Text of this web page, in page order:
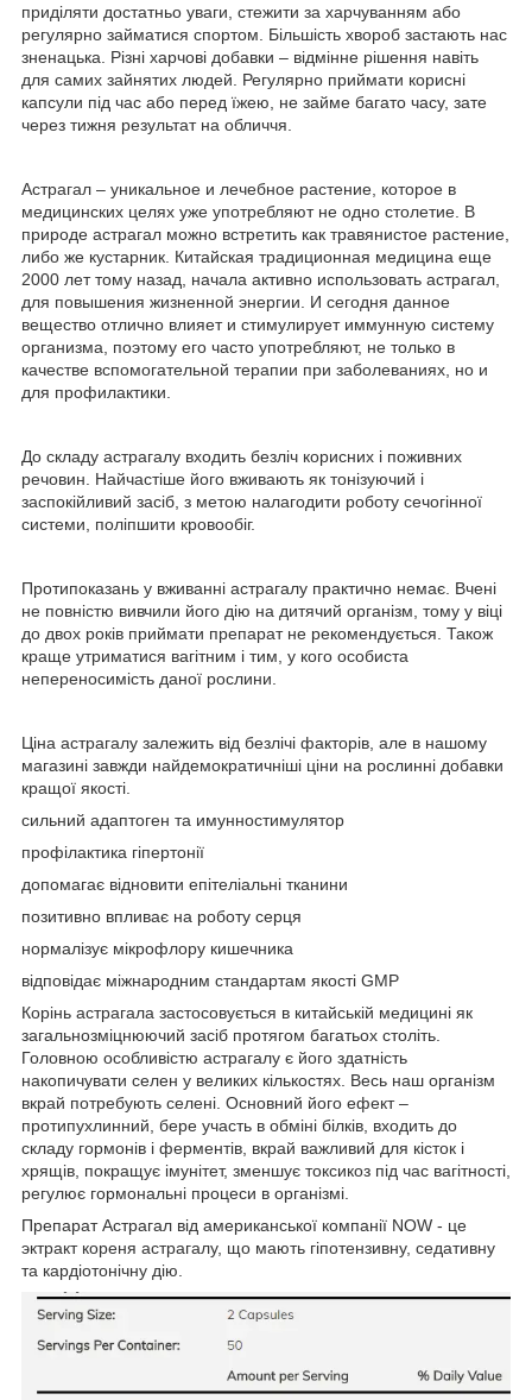
приділяти достатньо уваги, стежити за харчуванням або
регулярно займатися спортом. Більшість хвороб застають нас
зненацька. Різні харчові добавки – відмінне рішення навіть
для самих зайнятих людей. Регулярно приймати корисні
капсули під час або перед їжею, не займе багато часу, зате
через тижня результат на обличчя.
Астрагал – уникальное и лечебное растение, которое в
медицинских целях уже употребляют не одно столетие. В
природе астрагал можно встретить как травянистое растение,
либо же кустарник. Китайская традиционная медицина еще
2000 лет тому назад, начала активно использовать астрагал,
для повышения жизненной энергии. И сегодня данное
вещество отлично влияет и стимулирует иммунную систему
организма, поэтому его часто употребляют, не только в
качестве вспомогательной терапии при заболеваниях, но и
для профилактики.
До складу астрагалу входить безліч корисних і поживних
речовин. Найчастіше його вживають як тонізуючий і
заспокійливий засіб, з метою налагодити роботу сечогінної
системи, поліпшити кровообіг.
Протипоказань у вживанні астрагалу практично немає. Вчені
не повністю вивчили його дію на дитячий організм, тому у віці
до двох років приймати препарат не рекомендується. Також
краще утриматися вагітним і тим, у кого особиста
непереносимість даної рослини.
Ціна астрагалу залежить від безлічі факторів, але в нашому
магазині завжди найдемократичніші ціни на рослинні добавки
кращої якості.
сильний адаптоген та имунностимулятор
профілактика гіпертонії
допомагає відновити епітеліальні тканини
позитивно впливає на роботу серця
нормалізує мікрофлору кишечника
відповідає міжнародним стандартам якості GMP
Корінь астрагала застосовується в китайській медицині як
загальнозміцнюючий засіб протягом багатьох століть.
Головною особливістю астрагалу є його здатність
накопичувати селен у великих кількостях. Весь наш організм
вкрай потребують селені. Основний його ефект –
протипухлинний, бере участь в обміні білків, входить до
складу гормонів і ферментів, вкрай важливий для кісток і
хрящів, покращує імунітет, зменшує токсикоз під час вагітності,
регулює гормональні процеси в організмі.
Препарат Астрагал від американської компанії NOW - це
эктракт кореня астрагалу, що мають гіпотензивну, седативну
та кардіотонічну дію.